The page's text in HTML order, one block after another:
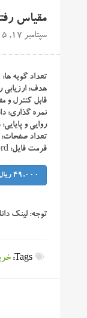
مقیاس
سپتامبر 17, 2015
تعداد گویه ها: ۱۱
هدف: ارزیابی
قابل کنترل و
نمره گذاری:
روایی و پایایی:
تعداد صفحات: ۲
فرمت فایل: word
49,000 ریال – خرید
توجه: لینک
Tags: